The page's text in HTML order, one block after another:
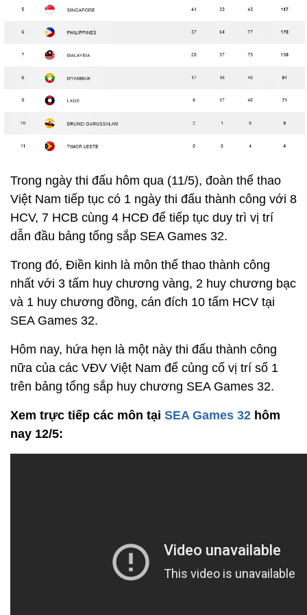
Trong ngày thi đấu hôm qua (11/5), đoàn thể thao
Việt Nam tiếp tục có 1 ngày thi đấu thành công với 8
HCV, 7 HCB cùng 4 HCĐ để tiếp tục duy trì vị trí
dẫn đầu bảng tổng sắp SEA Games 32.
Trong đó, Điền kinh là môn thể thao thành công
nhất với 3 tấm huy chương vàng, 2 huy chương bạc
và 1 huy chương đồng, cán đích 10 tấm HCV tại
SEA Games 32.
Hôm nay, hứa hẹn là một này thi đấu thành công
nữa của các VĐV Việt Nam để củng cố vị trí số 1
trên bảng tổng sắp huy chương SEA Games 32.
Xem trực tiếp các môn tại SEA Games 32 hôm
nay 12/5: